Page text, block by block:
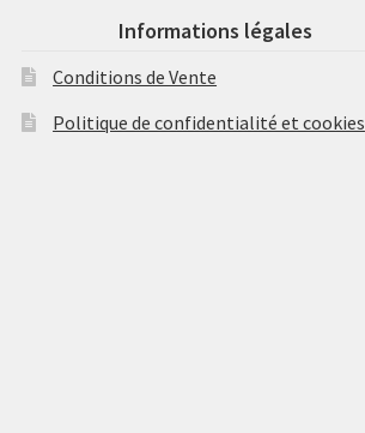
Informations légales
Conditions de Vente
Politique de confidentialité et cookies